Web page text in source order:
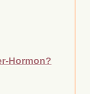
Hormon?